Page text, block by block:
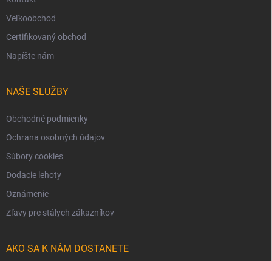
Veľkoobchod
Certifikovaný obchod
Napíšte nám
NAŠE SLUŽBY
Obchodné podmienky
Ochrana osobných údajov
Súbory cookies
Dodacie lehoty
Oznámenie
Zľavy pre stálych zákazníkov
AKO SA K NÁM DOSTANETE